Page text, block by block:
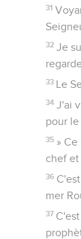
31
32 Je
33 Le
34 J'ai
pour le
35 »
chef et
36
mer
37